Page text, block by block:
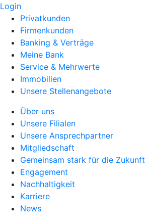
Login
Privatkunden
Firmenkunden
Banking & Verträge
Meine Bank
Service & Mehrwerte
Immobilien
Unsere Stellenangebote
Über uns
Unsere Filialen
Unsere Ansprechpartner
Mitgliedschaft
Gemeinsam stark für die Zukunft
Engagement
Nachhaltigkeit
Karriere
News